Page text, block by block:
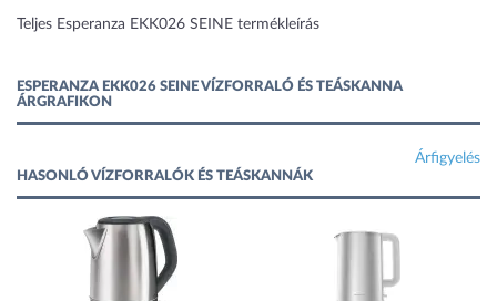
Teljes Esperanza EKK026 SEINE termékleírás
ESPERANZA EKK026 SEINE VÍZFORRALÓ ÉS TEÁSKANNA
ÁRGRAFIKON
Árfigyelés
HASONLÓ VÍZFORRALÓK ÉS TEÁSKANNÁK